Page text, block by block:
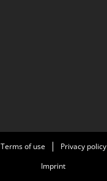
Terms of use
Privacy policy
Imprint